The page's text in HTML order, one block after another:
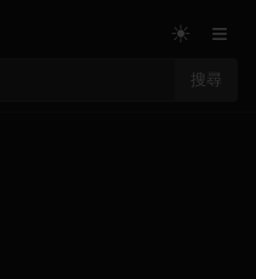
搜尋
☀ ≡